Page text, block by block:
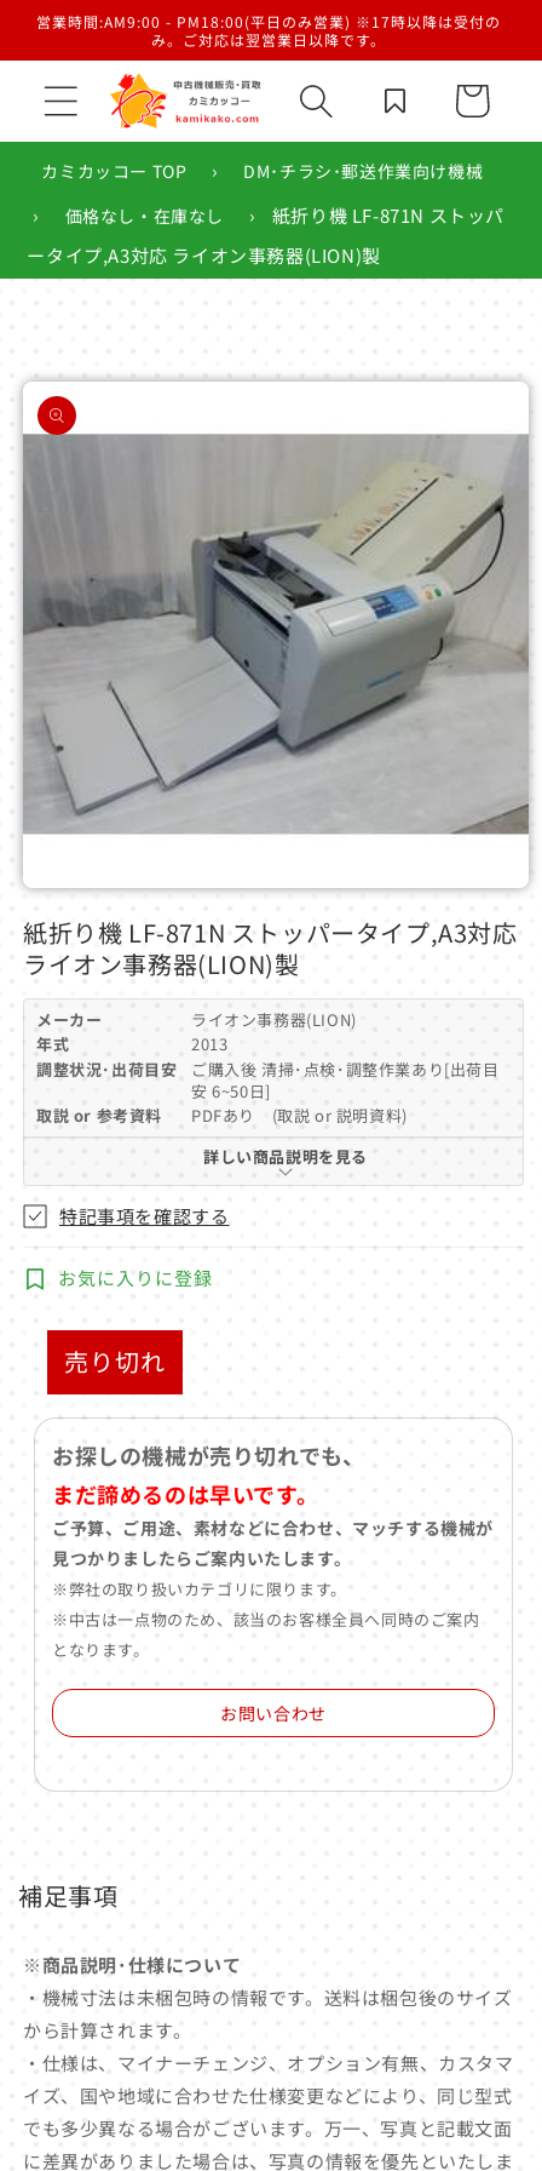
ンツに
営業時間:AM9:00 - PM18:00(平日のみ営業) ※17時以降は受付の
み。ご対応は翌営業日以降です。
カ
ー
カミカッコー TOP
› DM･チラシ･郵送作業向け機械
› 価格なし・在庫なし ›
紙折り機 LF-871N ストッパ
ータイプ,A3対応 ライオン事務器(LION)製
商品情
報にス
キップ
モ
ー
ダ
ル
ィ
ア
を
開
紙折り機 LF-871N ストッパータイプ,A3対応
ライオン事務器(LION)製
メーカー
ライオン事務器(LION)
年式
2013
調整状況･出荷目安
ご購入後 清掃･点検･調整作業あり[出荷目
安 6~50日]
取説 or 参考資料
PDFあり (取説 or 説明資料)
詳しい商品説明を見る
特記事項を確認する
お気に入りに登録
売り切れ
お探しの機械が売り切れでも、
まだ諦めるのは早いです。
ご予算、ご用途、素材などに合わせ、マッチする機械が
見つかりましたらご案内いたします。
※弊社の取り扱いカテゴリに限ります。
※中古は一点物のため、該当のお客様全員へ同時のご案内
となります。
お問い合わせ
補足事項
※商品説明･仕様について
・機械寸法は未梱包時の情報です。送料は梱包後のサイズ
から計算されます。
・仕様は、マイナーチェンジ、オプション有無、カスタマ
イズ、国や地域に合わせた仕様変更などにより、同じ型式
でも多少異なる場合がございます。万一、写真と記載文面
に差異がありました場合は、写真の情報を優先といたしま